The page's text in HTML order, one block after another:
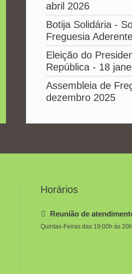
abril 2026
Botija Solidária -
Freguesia
Eleição do
República - 18
Assembleia de
dezembro 2025
Horários
Reunião de
Quintas-Feiras das 19:00h às